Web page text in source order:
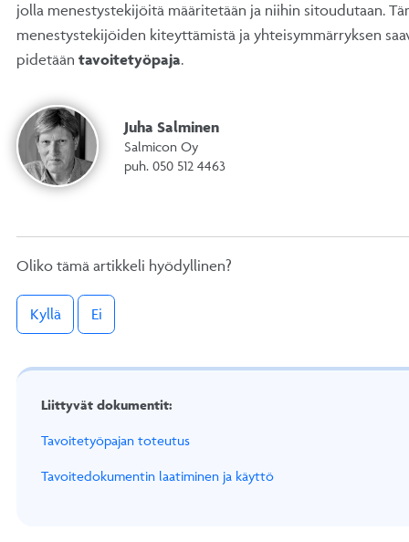
jolla menestystekijöitä määritetään ja niihin sitoudutaan.
menestystekijöiden kiteyttämistä ja yhteisymmärryksen
pidetään tavoitetyöpaja.
Juha Salminen
Salmicon Oy
puh. 050 512 4463
Oliko tämä artikkeli hyödyllinen?
Kyllä Ei
Liittyvät dokumentit:
Tavoitetyöpajan toteutus
Tavoitedokumentin laatiminen ja käyttö